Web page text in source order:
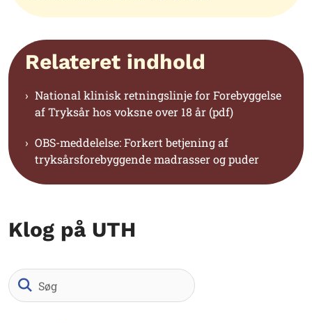
Relateret indhold
National klinisk retningslinje for Forebyggelse
af Tryksår hos voksne over 18 år (pdf)
OBS-meddelelse: Forkert betjening af
tryksårsforebyggende madrasser og puder
Klog på UTH